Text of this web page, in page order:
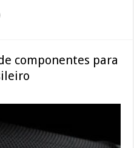
componentes para